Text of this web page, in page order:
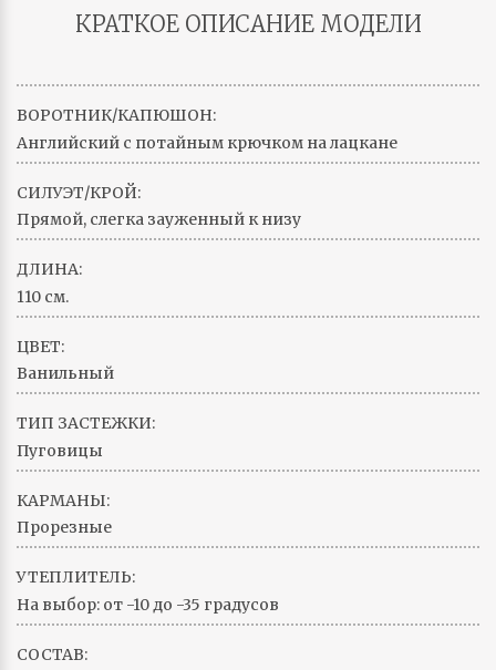
КРАТКОЕ ОПИСАНИЕ МОДЕЛИ
ВОРОТНИК/КАПЮШОН:
Английский с потайным крючком на лацкане
СИЛУЭТ/КРОЙ:
Прямой, слегка зауженный к низу
ДЛИНА:
110 см.
ЦВЕТ:
Ванильный
ТИП ЗАСТЕЖКИ:
Пуговицы
КАРМАНЫ:
Прорезные
УТЕПЛИТЕЛЬ:
На выбор: от -10 до -35 градусов
СОСТАВ: